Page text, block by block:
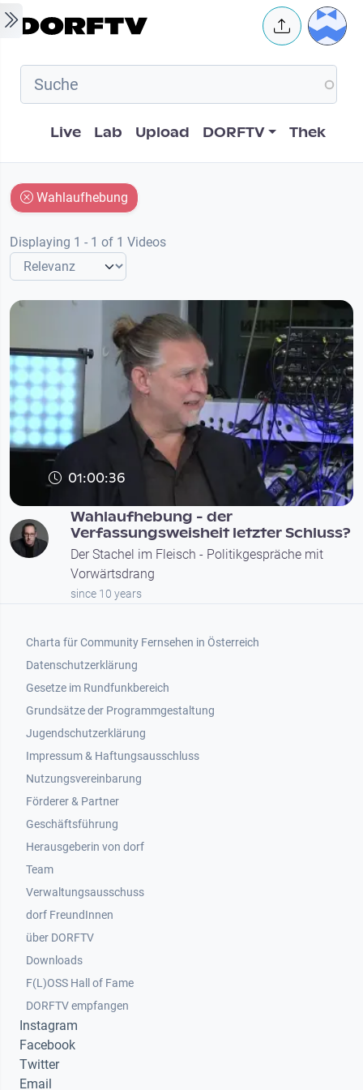
Skip to main content User
Hauptnavigation
Live Lab Upload DORFTV Thek
Wahlaufhebung
Displaying 1 - 1 of 1 Videos
01:00:36
Wahlaufhebung - der
Verfassungsweisheit letzter Schluss?
Der Stachel im Fleisch - Politikgespräche mit
Vorwärtsdrang
since 10 years
Footer 1
Charta für Community Fernsehen in Österreich
Datenschutzerklärung
Gesetze im Rundfunkbereich
Grundsätze der Programmgestaltung
Jugendschutzerklärung
Impressum & Haftungsausschluss
Nutzungsvereinbarung
Footer 2
Förderer & Partner
Geschäftsführung
Herausgeberin von dorf
Team
Verwaltungsausschuss
dorf FreundInnen
Footer 3
über DORFTV
Downloads
F(L)OSS Hall of Fame
Footer 4
DORFTV empfangen
Instagram
Facebook
Twitter
Email